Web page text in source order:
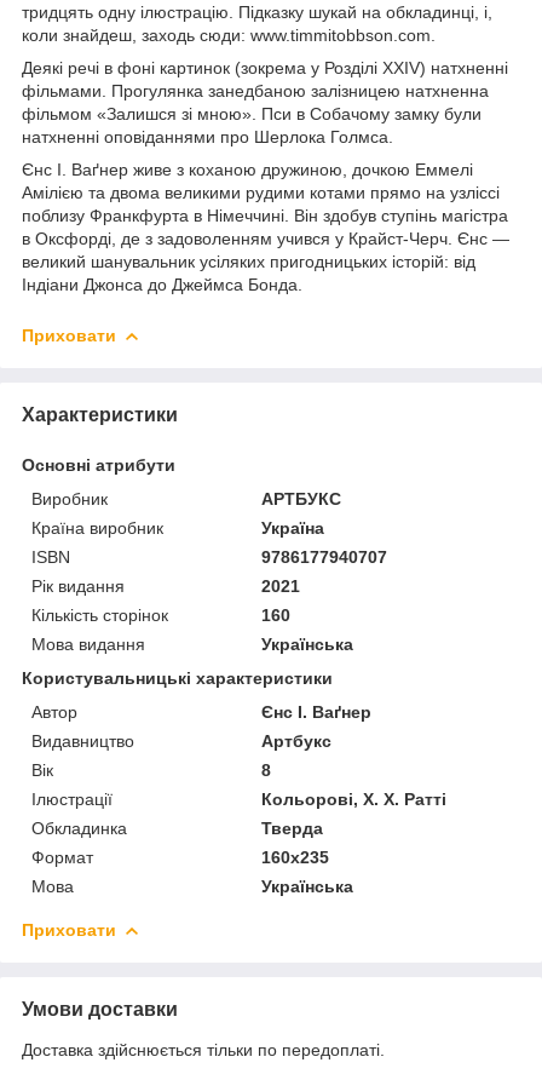
тридцять одну ілюстрацію. Підказку шукай на обкладинці, і,
коли знайдеш, заходь сюди: www.timmitobbson.com.
Деякі речі в фоні картинок (зокрема у Розділі XXIV) натхненні
фільмами. Прогулянка занедбаною залізницею натхненна
фільмом «Залишся зі мною». Пси в Собачому замку були
натхненні оповіданнями про Шерлока Голмса.
Єнс І. Ваґнер живе з коханою дружиною, дочкою Еммелі
Амілією та двома великими рудими котами прямо на узліссі
поблизу Франкфурта в Німеччині. Він здобув ступінь магістра
в Оксфорді, де з задоволенням учився у Крайст-Черч. Єнс —
великий шанувальник усіляких пригодницьких історій: від
Індіани Джонса до Джеймса Бонда.
Приховати
Характеристики
Основні атрибути
Виробник
АРТБУКС
Країна виробник
Україна
ISBN
9786177940707
Рік видання
2021
Кількість сторінок
160
Мова видання
Українська
Користувальницькі характеристики
Автор
Єнс І. Ваґнер
Видавництво
Артбукс
Вік
8
Ілюстрації
Кольорові, Х. Х. Ратті
Обкладинка
Тверда
Формат
160х235
Мова
Українська
Приховати
Умови доставки
Доставка здійснюється тільки по передоплаті.